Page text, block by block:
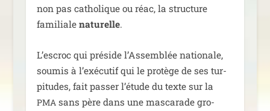
non pas catho­lique ou réac, la struc­ture
fami­liale natu­relle.
L’escroc qui pré­side l’Assemblée natio­nale,
sou­mis à l’exé­cu­tif qui le pro­tège de ses tur­
pi­tudes, fait pas­ser l’é­tude du texte sur la
PMAsans père dans une mas­ca­rade gro­